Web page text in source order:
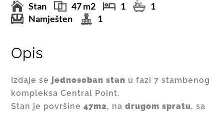
Stan 47 m2 1
1
Namješten
1
Opis
Izdaje se jednosoban stan u fazi 7 stambenog
kompleksa Central Point.
Stan je površine47m2, nadrugom spratu, sa